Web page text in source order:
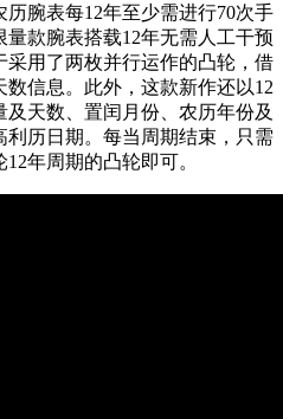
腕表每12年至少需进行70次手
款腕表搭载12年无需人工干预
采用了两枚并行运作的凸轮，借
信息。此外，这款新作还以12
天数、置闰月份、农历年份及
历日期。每当周期结束，只需
年周期的凸轮即可。